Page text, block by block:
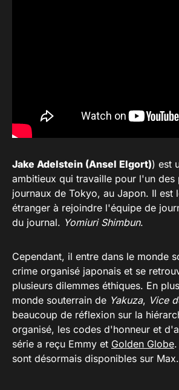
Jake Adelstein (Ansel Elgort)) est
ambitieux qui travaille pour l'un des
journaux de Tokyo, au Japon. Il est
étranger à rejoindre l'équipe de
du journal. Yomiuri Shimbun.
Cependant, il entre dans le monde
crime organisé japonais et se
plusieurs dilemmes éthiques. En
monde souterrain de Yakuza, Vice
beaucoup de réflexion sur la
organisé, les codes d'honneur et
série a reçu Emmy et Golden Globe
sont désormais disponibles sur Max.